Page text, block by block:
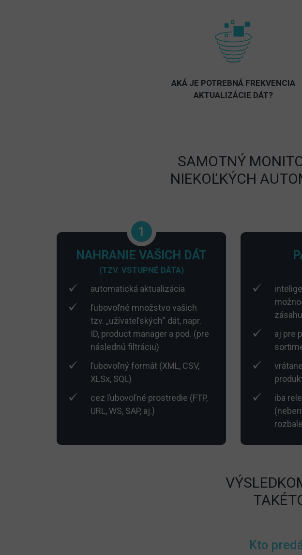
AKÁ JE POTREBNÁ FREKVENCIA
AKTUALIZÁCIE DÁT?
SAMOTNÝ
NIEKOĽKÝCH
1
NAHRANIE VAŠICH DÁT
(TZV. VSTUPNÉ DÁTA)
automatická aktualizácia
ľubovoľné množstvo vašich
tzv. „užívateľských“ dát, napr.
ID, product manager a pod. (pre
následnú filtráciu)
ľubovoľný formát (XML, CSV,
XLSx, SQL)
cez ľubovoľné prostredie (FTP,
URL, WS, SAP, aj.)
zásahu
aj pre
iba
Kto